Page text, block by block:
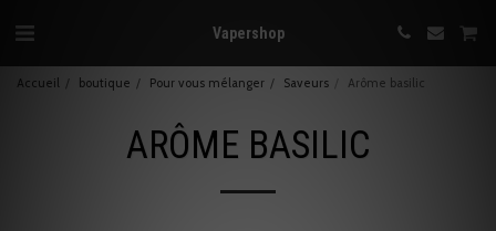
Vapershop
Accueil boutique Pour vous mélanger Saveurs Arôme basilic
ARÔME BASILIC